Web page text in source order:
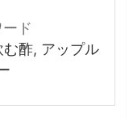
ド
酢, アップル